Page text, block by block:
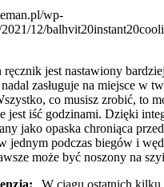
ręcznik jest nastawiony
zasługuje na miejsce w
co musisz zrobić, to
jest iść godzinami. Dzięki
jako opaska chroniąca przed
jednym podczas biegów i
może być noszony na
„W ciągu ostatnich kilku